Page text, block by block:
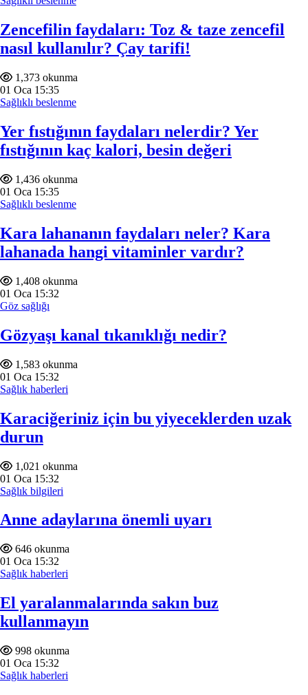
Zencefilin faydaları: Toz & taze zencefil
nasıl kullanılır? Çay tarifi!
1,373 okunma
01 Oca 15:35
Sağlıklı beslenme
Yer fıstığının faydaları nelerdir? Yer
fıstığının kaç kalori, besin değeri
1,436 okunma
01 Oca 15:35
Sağlıklı beslenme
Kara lahananın faydaları neler? Kara
lahanada hangi vitaminler vardır?
1,408 okunma
01 Oca 15:32
Göz sağlığı
Gözyaşı kanal tıkanıklığı nedir?
1,583 okunma
01 Oca 15:32
Sağlık haberleri
Karaciğeriniz için bu yiyeceklerden uzak
durun
1,021 okunma
01 Oca 15:32
Sağlık bilgileri
Anne adaylarına önemli uyarı
646 okunma
01 Oca 15:32
Sağlık haberleri
El yaralanmalarında sakın buz
kullanmayın
998 okunma
01 Oca 15:32
Sağlık haberleri